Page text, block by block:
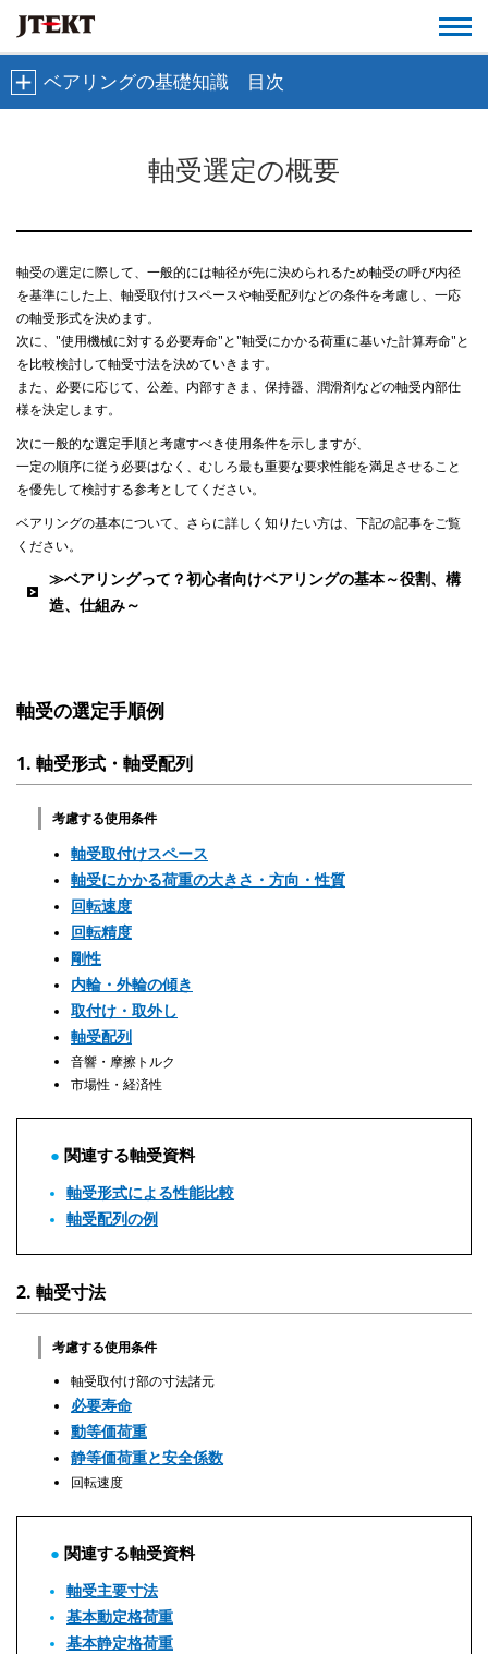
ベアリングの基礎知識 目次
軸受選定の概要
軸受の選定に際して、一般的には軸径が先に決められるため軸受の呼び内径
を基準にした上、軸受取付けスペースや軸受配列などの条件を考慮し、一応
の軸受形式を決めます。
次に、"使用機械に対する必要寿命"と"軸受にかかる荷重に基いた計算寿命"と
を比較検討して軸受寸法を決めていきます。
また、必要に応じて、公差、内部すきま、保持器、潤滑剤などの軸受内部仕
様を決定します。
次に一般的な選定手順と考慮すべき使用条件を示しますが、
一定の順序に従う必要はなく、むしろ最も重要な要求性能を満足させること
を優先して検討する参考としてください。
ベアリングの基本について、さらに詳しく知りたい方は、下記の記事をご覧
ください。
≫ベアリングって？初心者向けベアリングの基本～役割、構
造、仕組み～
軸受の選定手順例
1. 軸受形式・軸受配列
考慮する使用条件
軸受取付けスペース
軸受にかかる荷重の大きさ・方向・性質
回転速度
回転精度
剛性
内輪・外輪の傾き
取付け・取外し
軸受配列
音響・摩擦トルク
市場性・経済性
関連する軸受資料
軸受形式による性能比較
軸受配列の例
2. 軸受寸法
考慮する使用条件
軸受取付け部の寸法諸元
必要寿命
動等価荷重
静等価荷重と安全係数
回転速度
関連する軸受資料
軸受主要寸法
基本動定格荷重
基本静定格荷重